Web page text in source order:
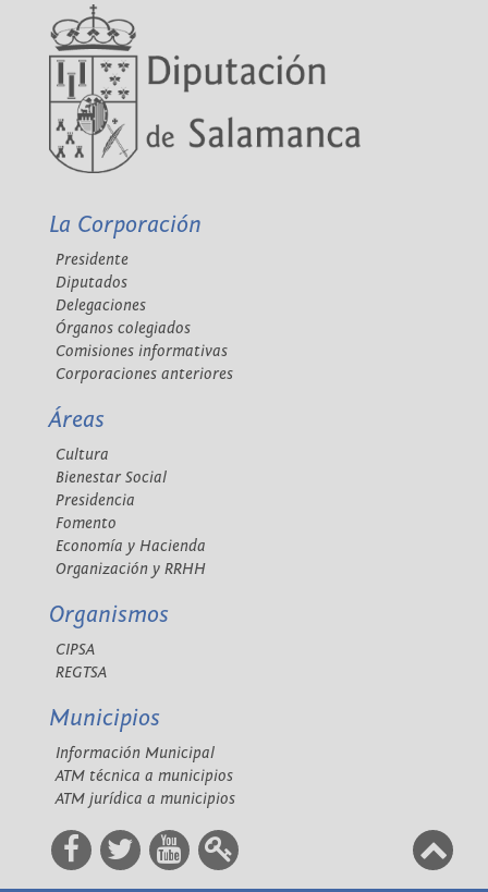
La Corporación
Presidente
Diputados
Delegaciones
Órganos colegiados
Comisiones informativas
Corporaciones anteriores
Áreas
Cultura
Bienestar Social
Presidencia
Fomento
Economía y Hacienda
Organización y RRHH
Organismos
CIPSA
REGTSA
Municipios
Información Municipal
ATM técnica a municipios
ATM jurídica a municipios